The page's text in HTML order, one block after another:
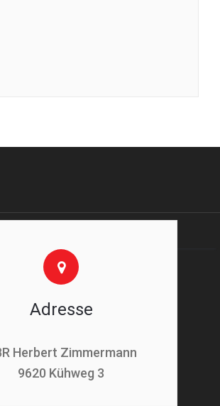
Adresse
Herbert Zimmermann
9620 Kühweg 3